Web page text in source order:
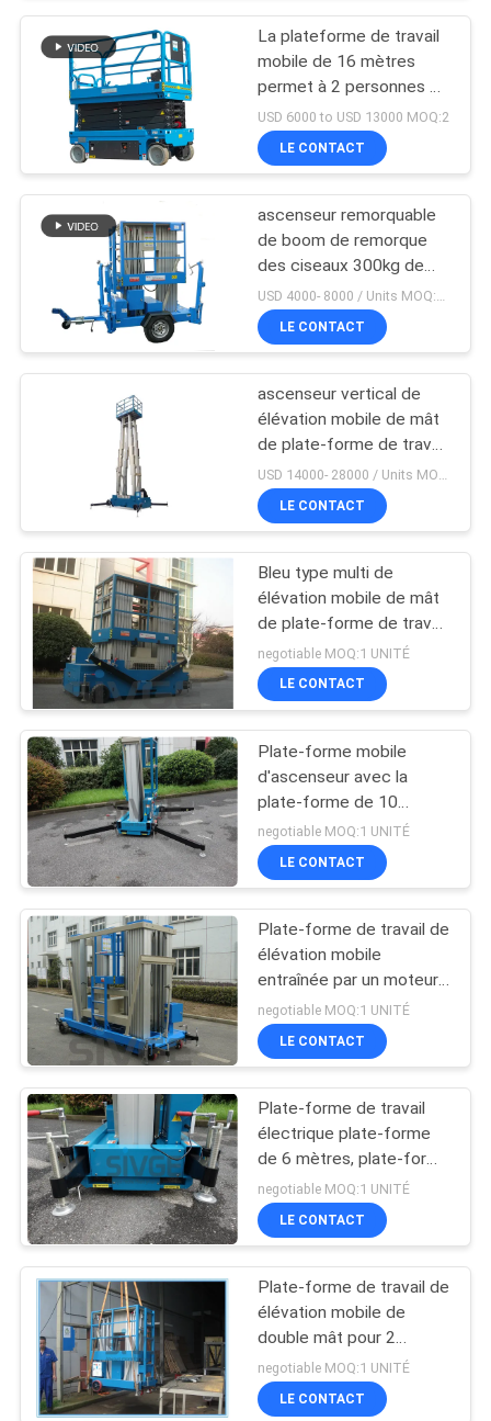
UNE
CITATION
PLAN
SITE
PRIVACY
POLICY
fonctionnement de
ciseaux
ascenseur vertical
de mât
41
Ascenseur aérien
autopropulsé
15
un ascenseur
d'homme
Ascenseur simple
de mât
Échelle d'ascenseur
hydraulique
ascenseur aérien de
La plateforme de travail
mobile de 16 mètres
permet à 2 personnes de
travailler ensemble
USD 6000 to USD 13000 MOQ:2
LE CONTACT
ascenseur remorquable
de boom de remorque
des ciseaux 300kg de
12m
LE CONTACT
ascenseur vertical de
élévation mobile de mât
de plate-forme de travail
de mât multi de 16m
pour l'homme simple
LE CONTACT
Bleu type multi de
élévation mobile de mât
de plate-forme de travail
de 16 M avec la charge
de 160 kilogrammes
negotiable MOQ:1 UNITÉ
LE CONTACT
Plate-forme mobile
d'ascenseur avec la
plate-forme de 10
mètres, ascenseur aérien
hydraulique d'alliage
d'aluminium
negotiable MOQ:1 UNITÉ
LE CONTACT
Plate-forme de travail de
élévation mobile
entraînée par un moteur
électrique de 22 M pour
le nettoyage de vitres
negotiable MOQ:1 UNITÉ
LE CONTACT
Plate-forme de travail
électrique plate-forme
de 6 mètres, plate-forme
aérienne d'ascenseur
pour des entrepôts
negotiable MOQ:1 UNITÉ
LE CONTACT
Plate-forme de travail de
élévation mobile de
double mât pour 2
personnes taille de plate-
forme de 8 mètres
negotiable MOQ:1 UNITÉ
LE CONTACT